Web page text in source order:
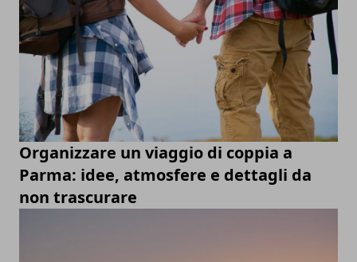
Organizzare un viaggio di coppia a
Parma: idee, atmosfere e dettagli da
non trascurare